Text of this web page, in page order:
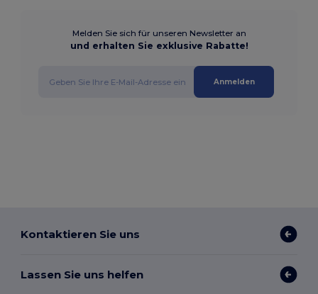
Melden Sie sich für unseren Newsletter an
und erhalten Sie exklusive Rabatte!
Anmelden
Kontaktieren Sie uns
Lassen Sie uns helfen